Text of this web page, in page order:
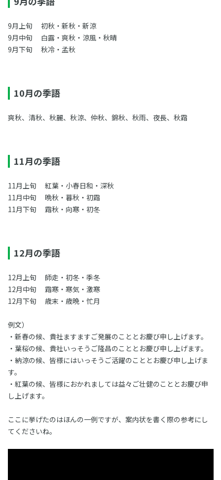
9月上旬 初秋・新秋・新涼
9月中旬 白露・爽秋・涼風・秋晴
9月下旬 秋冷・孟秋
10月の季語
爽秋、清秋、秋麗、秋涼、仲秋、錦秋、秋雨、夜長、秋霜
11月の季語
11月上旬 紅葉・小春日和・深秋
11月中旬 晩秋・暮秋・初霜
11月下旬 霜秋・向寒・初冬
12月の季語
12月上旬 師走・初冬・季冬
12月中旬 霜寒・寒気・激寒
12月下旬 歳末・歳晩・忙月
例文）
・新春の候、貴社ますますご発展のこととお慶び申し上げます。
・葉桜の候、貴社いっそうご隆昌のこととお慶び申し上げます。
・納涼の候、皆様にはいっそうご活躍のこととお慶び申し上げま
す。
・紅葉の候、皆様におかれましては益々ご壮健のこととお慶び申
し上げます。
ここに挙げたのはほんの一例ですが、案内状を書く際の参考にし
てくださいね。